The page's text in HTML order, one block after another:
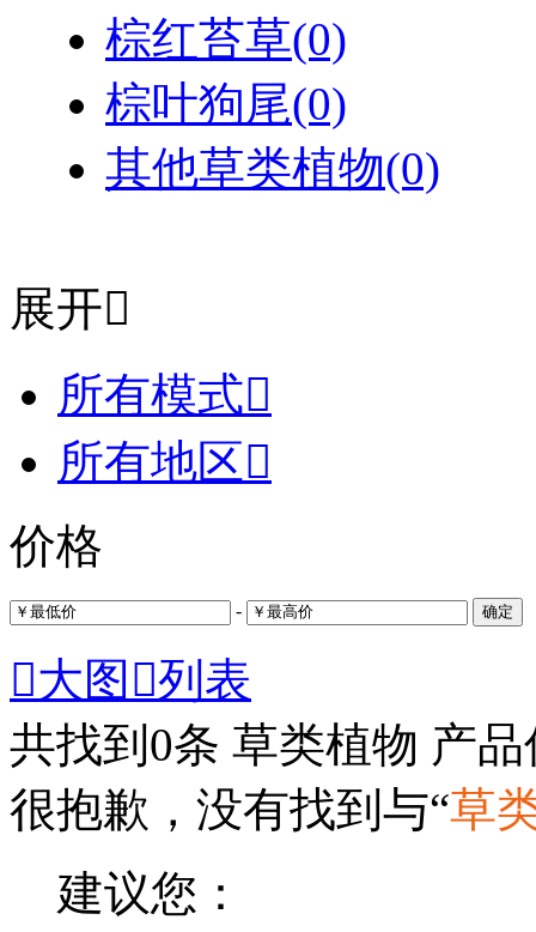
棕红苔草(0)
棕叶狗尾(0)
其他草类植物(0)
展开
所有模式
所有地区
价格
- 确定
大图 列表
共找到 0条 草类植物 产
很抱歉，没有找到与“草
建议您：